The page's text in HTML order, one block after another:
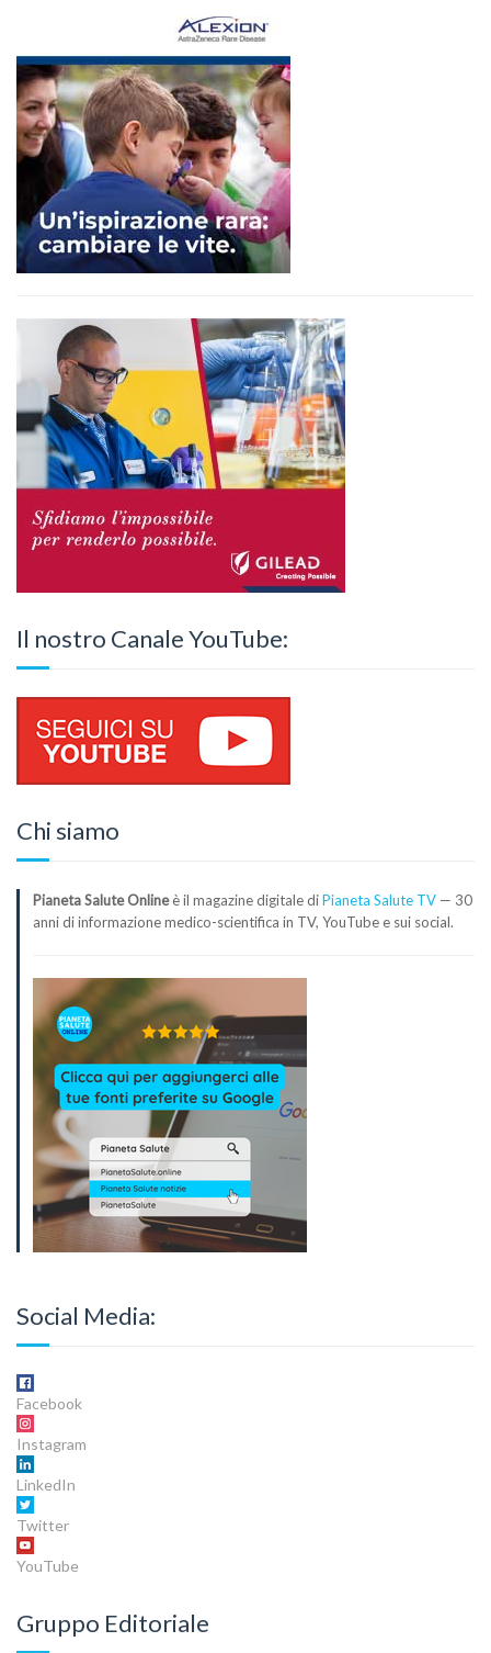
Il nostro Canale YouTube:
Chi siamo
Pianeta Salute Onlineè il magazine digitale diPianeta Salute TV — 30
anni di informazione medico-scientifica in TV, YouTube e sui social.
Social Media:
Facebook
Instagram
LinkedIn
Twitter
YouTube
Gruppo Editoriale